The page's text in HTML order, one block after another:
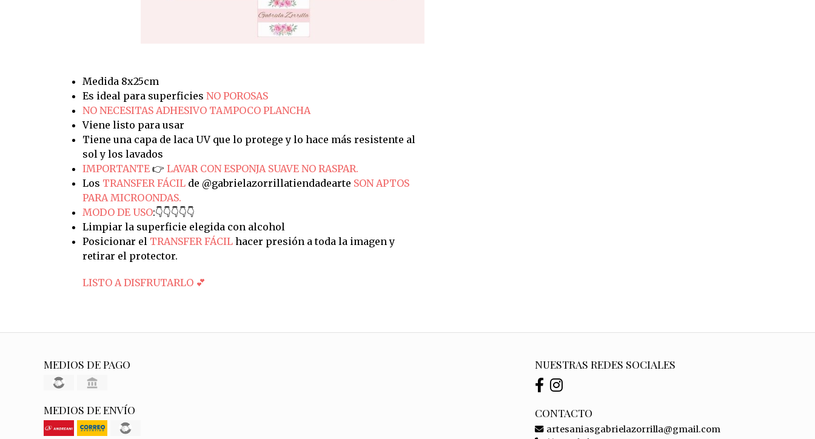
Medida 8x25cm
Es ideal para superficies NO POROSAS
NO NECESITAS ADHESIVO TAMPOCO PLANCHA
Viene listo para usar
Tiene una capa de laca UV que lo protege y lo hace más resistente al
sol y los lavados
IMPORTANTE 👉 LAVAR CON ESPONJA SUAVE NO RASPAR.
Los TRANSFER FÁCILde @gabrielazorrillatiendadearte SON APTOS
PARA MICROONDAS.
MODO DE USO:👇👇👇👇👇
Limpiar la superficie elegida con alcohol
Posicionar el TRANSFER FÁCILhacer presión a toda la imagen y
retirar el protector.
LISTO A DISFRUTARLO 💕
MEDIOS DE PAGO
MEDIOS DE ENVÍO
NUESTRAS REDES SOCIALES
CONTACTO
artesaniasgabrielazorrilla@gmail.com